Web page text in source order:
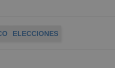
ELECCIONES